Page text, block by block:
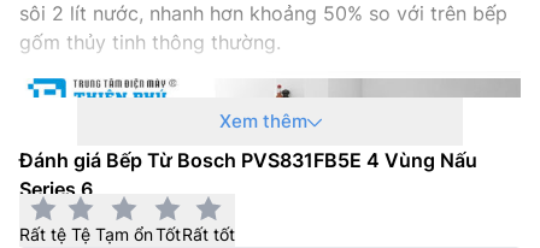
sôi 2 lít nước, nhanh hơn khoảng 50% so với trên bếp
gốm thủy tinh thông thường.
Xem thêm
Đánh giá Bếp Từ Bosch PVS831FB5E 4 Vùng Nấu
Series 6
Rất tệ Tệ Tạm ổnTốtRất tốt